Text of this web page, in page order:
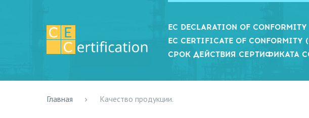
EC DECLARATION OF CONFORMITY
EC CERTIFICATE OF CONFORMITY
СРОК ДЕЙСТВИЯ СЕРТИФИКАТА
Главная Качество продукции.